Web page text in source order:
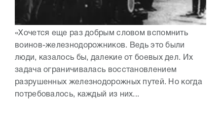
«Хочется еще раз добрым словом вспомнить
воинов-железнодорожников. Ведь это были
люди, казалось бы, далекие от боевых дел. Их
задача ограничивалась восстановлением
разрушенных железнодорожных путей. Но когда
потребовалось, каждый из них...